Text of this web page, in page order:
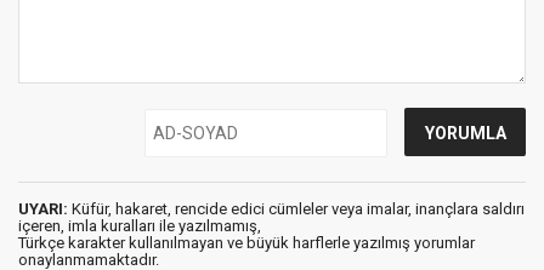
UYARI: Küfür, hakaret, rencide edici cümleler veya imalar, inançlara saldırı
içeren, imla kuralları ile yazılmamış,
Türkçe karakter kullanılmayan ve büyük harflerle yazılmış yorumlar
onaylanmamaktadır.